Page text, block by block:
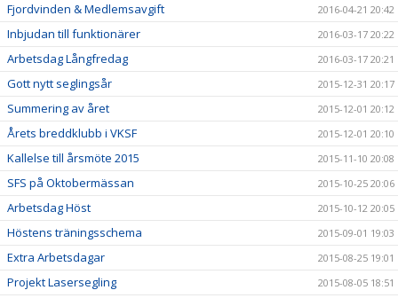
Fjordvinden & Medlemsavgift 2016-04-21 20:42
Inbjudan till funktionärer 2016-03-17 20:22
Arbetsdag Långfredag 2016-03-17 20:21
Gott nytt seglingsår 2015-12-31 20:17
Summering av året 2015-12-01 20:12
Årets breddklubb i VKSF 2015-12-01 20:10
Kallelse till årsmöte 2015 2015-11-10 20:08
SFS på Oktobermässan 2015-10-25 20:06
Arbetsdag Höst 2015-10-12 20:05
Höstens träningsschema 2015-09-01 19:03
Extra Arbetsdagar 2015-08-25 19:01
Projekt Lasersegling 2015-08-05 18:51